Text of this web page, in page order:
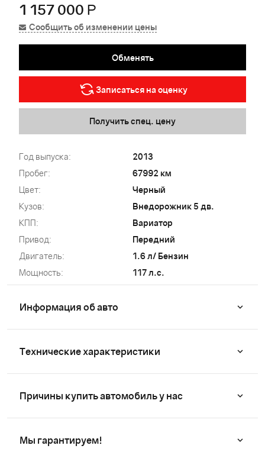
1 157 000 Р
Сообщить об изменении цены
Обменять
Записаться на оценку
Получить спец. цену
Год выпуска:
2013
Пробег:
67992 км
Цвет:
Черный
Кузов:
Внедорожник 5 дв.
КПП:
Вариатор
Привод:
Передний
Двигатель:
1.6 л/ Бензин
Мощность:
117 л.с.
Информация об авто
Технические характеристики
Причины купить автомобиль у нас
Мы гарантируем!